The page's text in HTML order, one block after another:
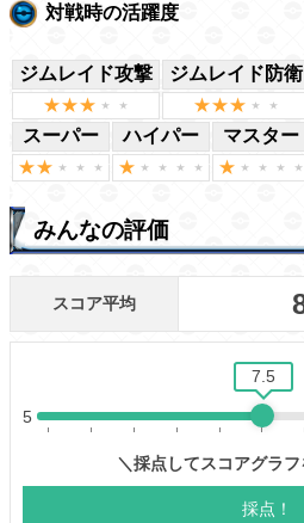
対戦時の活躍度
ジムレイド攻撃 ジムレイド防衛
スーパー ハイパー マスター
みんなの評価